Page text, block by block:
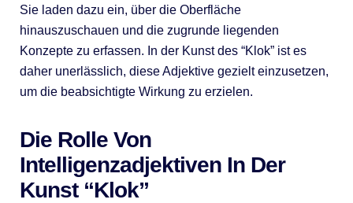
Sie laden dazu ein, über die Oberfläche
hinauszuschauen und die zugrunde liegenden
Konzepte zu erfassen. In der Kunst des “Klok” ist es
daher unerlässlich, diese Adjektive gezielt einzusetzen,
um die beabsichtigte Wirkung zu erzielen.
Die Rolle Von
Intelligenzadjektiven In Der
Kunst “Klok”